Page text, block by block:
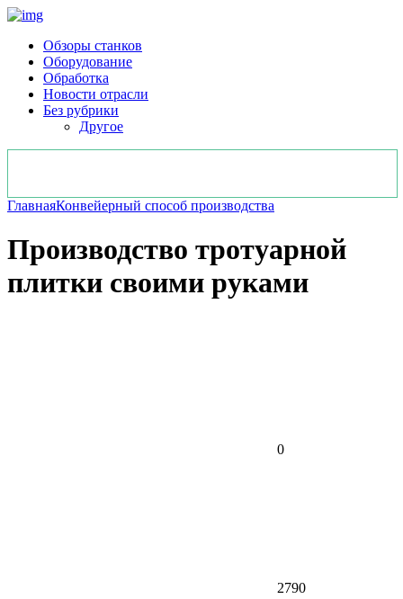
Обзоры станков
Оборудование
Обработка
Новости отрасли
Без рубрики
Другое
ГлавнаяКонвейерный способ производства
Производство тротуарной
плитки своими руками
0
2790